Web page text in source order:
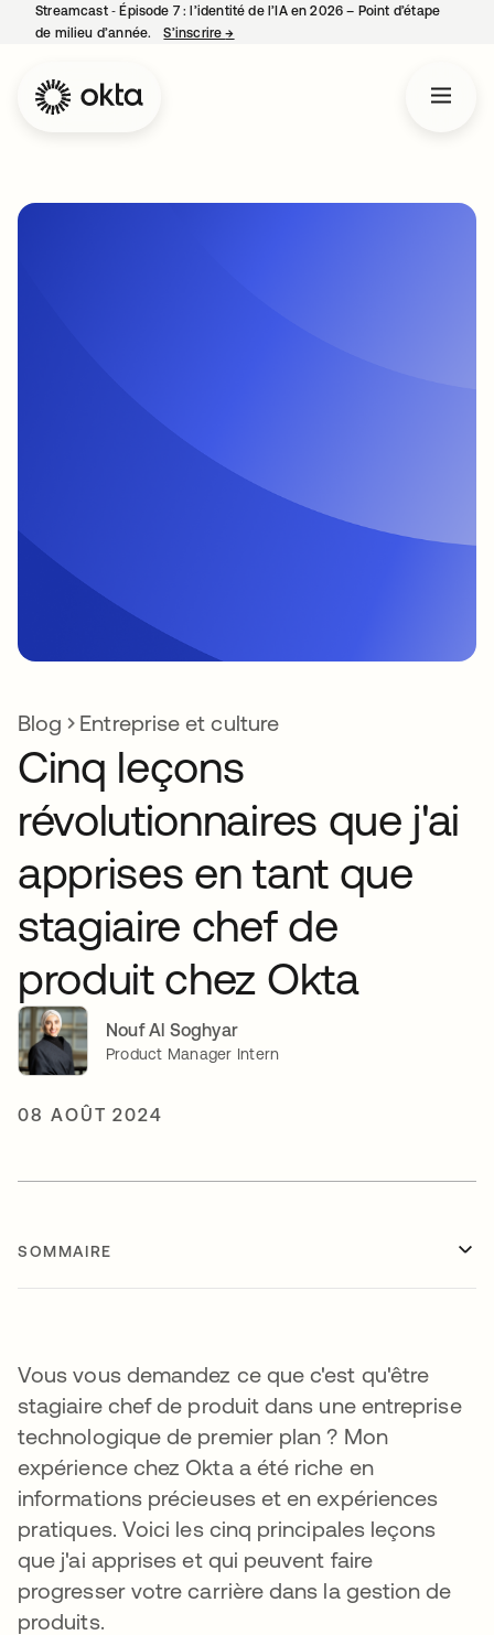
Streamcast ‑ Épisode 7 : l’identité de l’IA en 2026 – Point d’étape
de milieu d’année.
S’inscrire→
Blog Entreprise et culture
Cinq leçons
révolutionnaires que j'ai
apprises en tant que
stagiaire chef de
produit chez Okta
Nouf Al Soghyar
Product Manager Intern
08 AOÛT 2024
SOMMAIRE
Vous vous demandez ce que c'est qu'être
stagiaire chef de produit dans une entreprise
technologique de premier plan ? Mon
expérience chez Okta a été riche en
informations précieuses et en expériences
pratiques. Voici les cinq principales leçons
que j'ai apprises et qui peuvent faire
progresser votre carrière dans la gestion de
produits.